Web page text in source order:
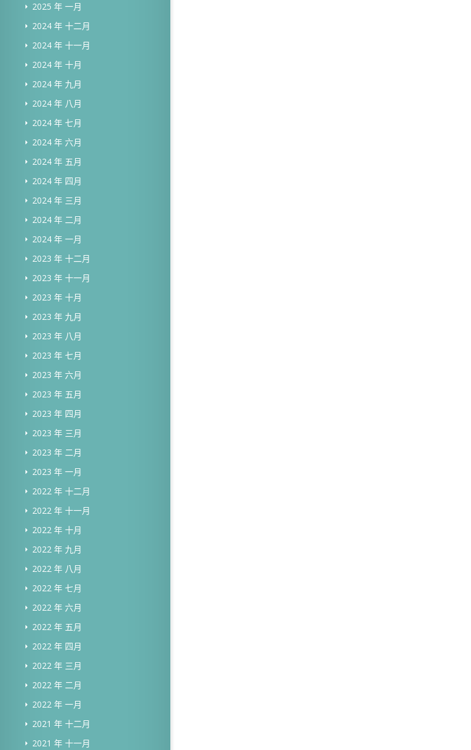
2025 年 一月
2024 年 十二月
2024 年 十一月
2024 年 十月
2024 年 九月
2024 年 八月
2024 年 七月
2024 年 六月
2024 年 五月
2024 年 四月
2024 年 三月
2024 年 二月
2024 年 一月
2023 年 十二月
2023 年 十一月
2023 年 十月
2023 年 九月
2023 年 八月
2023 年 七月
2023 年 六月
2023 年 五月
2023 年 四月
2023 年 三月
2023 年 二月
2023 年 一月
2022 年 十二月
2022 年 十一月
2022 年 十月
2022 年 九月
2022 年 八月
2022 年 七月
2022 年 六月
2022 年 五月
2022 年 四月
2022 年 三月
2022 年 二月
2022 年 一月
2021 年 十二月
2021 年 十一月